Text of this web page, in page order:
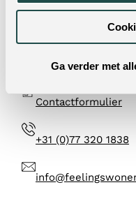
Ga verder met
Twijfel je nog?
op werkdagen binnen
Contactformulier
+31 (0)77 320 1838